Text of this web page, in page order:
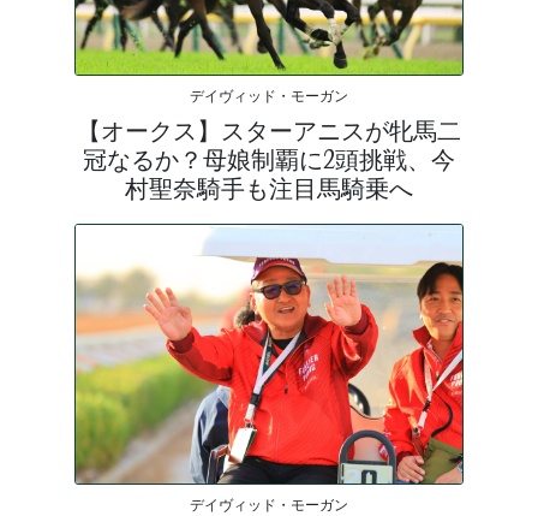
デイヴィッド・モーガン
【オークス】スターアニスが牝馬二
冠なるか？母娘制覇に2頭挑戦、今
村聖奈騎手も注目馬騎乗へ
デイヴィッド・モーガン